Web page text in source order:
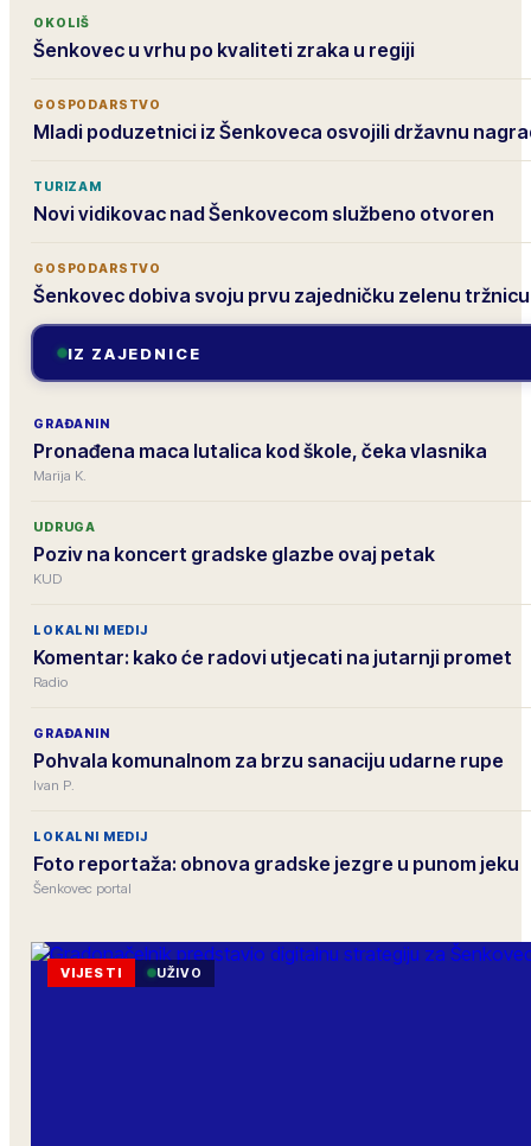
OKOLIŠ
Šenkovec u vrhu po kvaliteti zraka u regiji
GOSPODARSTVO
Mladi poduzetnici iz Šenkoveca osvojili državnu
TURIZAM
Novi vidikovac nad Šenkovecom službeno otvoren
GOSPODARSTVO
Šenkovec dobiva svoju prvu zajedničku zelenu tržnicu
IZ ZAJEDNICE
GRAĐANIN
Pronađena maca lutalica kod škole, čeka vlasnika
Marija K.
UDRUGA
Poziv na koncert gradske glazbe ovaj petak
KUD
LOKALNI MEDIJ
Komentar: kako će radovi utjecati na jutarnji promet
Radio
GRAĐANIN
Pohvala komunalnom za brzu sanaciju udarne rupe
Ivan P.
LOKALNI MEDIJ
Foto reportaža: obnova gradske jezgre u punom jeku
Šenkovec portal
VIJESTI UŽIVO